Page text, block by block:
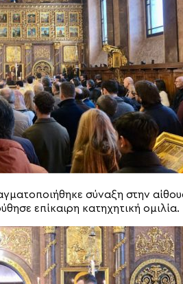
σύναξη στην
επίκαιρη κατηχητική ομιλία.